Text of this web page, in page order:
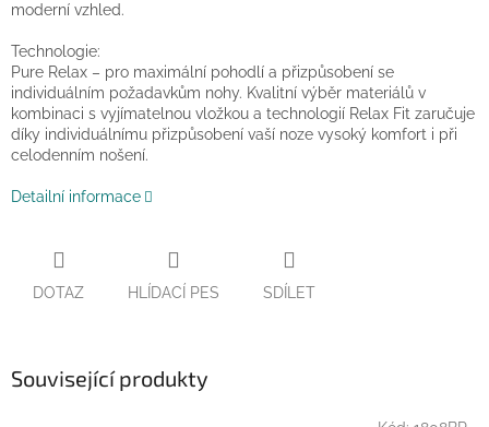
moderní vzhled.
Technologie:
Pure Relax – pro maximální pohodlí a přizpůsobení se
individuálním požadavkům nohy. Kvalitní výběr materiálů v
kombinaci s vyjímatelnou vložkou a technologií Relax Fit zaručuje
díky individuálnímu přizpůsobení vaší noze vysoký komfort i při
celodenním nošení.
Detailní informace
DOTAZ HLÍDACÍ PES SDÍLET
Související produkty